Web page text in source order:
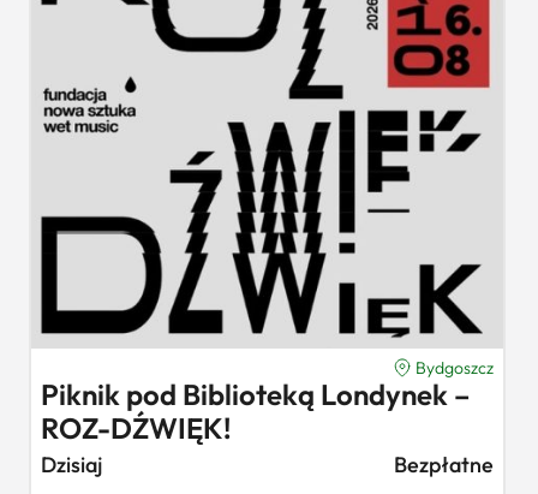
Bydgoszcz
Piknik pod Biblioteką Londynek –
ROZ-DŹWIĘK!
Dzisiaj Bezpłatne